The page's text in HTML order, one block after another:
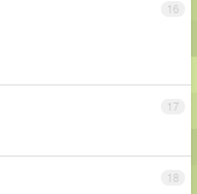
16
17
18